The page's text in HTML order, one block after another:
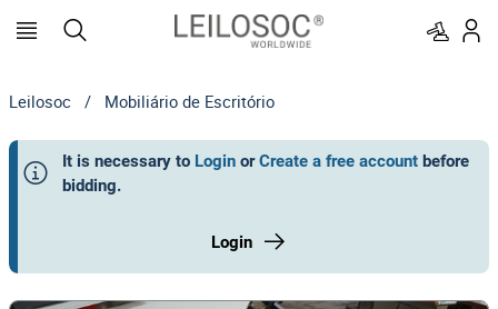
Leilosoc / Mobiliário de Escritório
It is necessary to Login or Create a free account before
bidding.
Login